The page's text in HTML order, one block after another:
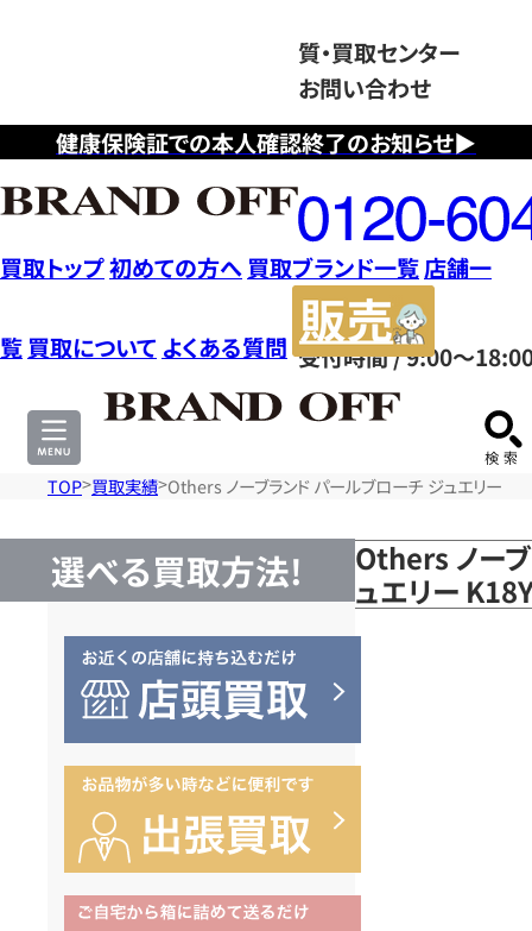
健康保険証での本人確認終了のお知らせ▶
質・買取センター
お問い合わせ
フ
リ
ー
ダ
イ
ヤ
ル
0120604117
受付時間 / 9:00～
買取トップ初めての方へ 買取ブランド一覧店舗一
覧 買取について よくある質問
サ
TOP 買取実績 Others ノーブランド パールブローチ ジュエリー
選べる買取方法!
Others ノー
ュエリー